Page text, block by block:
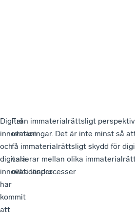
Digital
innovation
och
digitala
innovationsprocesser
har
kommit
att
Från immaterialrättsligt
utmaningar. Det är inte minst så
få immaterialrättsligt skydd för
varierar mellan olika
olika länder.